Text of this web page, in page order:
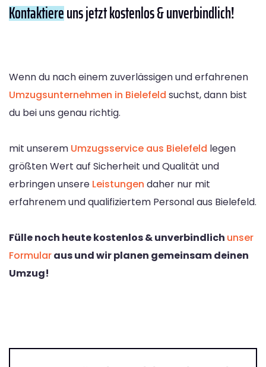
Kontaktiereuns jetzt kostenlos & unverbindlich!
Wenn du nach einem zuverlässigen und erfahrenen
Umzugsunternehmen in Bielefeld suchst, dann bist
du bei uns genau richtig.
mit unserem Umzugsservice aus Bielefeld legen
größten Wert auf Sicherheit und Qualität und
erbringen unsere Leistungen daher nur mit
erfahrenem und qualifiziertem Personal aus Bielefeld.
Fülle noch heute kostenlos & unverbindlich unser
Formularaus und wir planen gemeinsam deinen
Umzug!